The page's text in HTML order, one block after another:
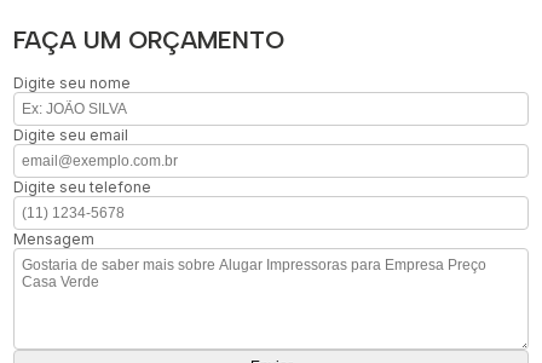
FAÇA UM ORÇAMENTO
Digite seu nome
Digite seu email
Digite seu telefone
Mensagem